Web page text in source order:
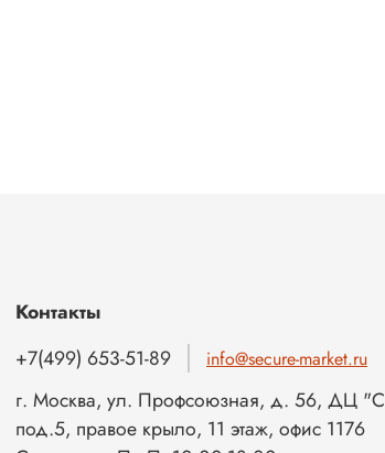
Контакты
+7(499) 653-51-89
info@secure-market.ru
г. Москва, ул. Профсоюзная, д. 56, ДЦ
под.5, правое крыло, 11 этаж, офис 1176